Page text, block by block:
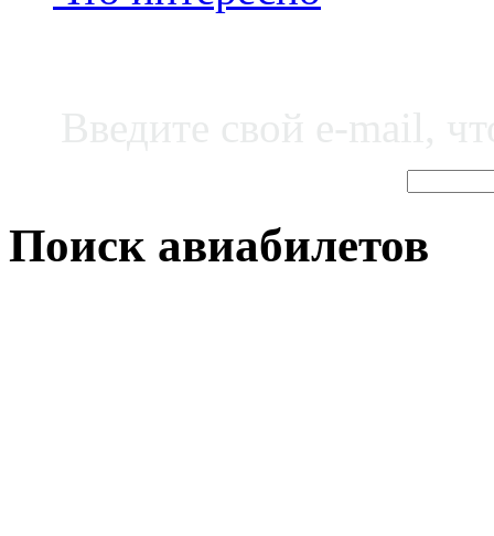
Поиск авиабилетов